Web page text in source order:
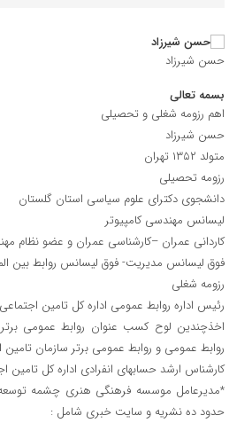
حسن شیرزاد
بسمه تعالی
اهم رزومه شغلی و تحصیلی
حسن شیرزاد
متولد ۱۳۵۲ تهران
رزومه تحصیلی
دانشجوی دکترای علوم سیاسی استان گلستان
لیسانس مهندسی کامپیوتر
کاردانی عمران –کارشناسی عمران و عضو نظام
فوق لیسانس مدیریت- فوق لیسانس روابط بین
رزومه شغلی
رئیس اداره روابط عمومی اداره کل تامین اجتماعی
اخذچندین لوح کسب عنوان روابط عمومی
روابط عمومی و روابط عمومی برتر سازمان تامین
کارشناس ارشد حسابهای انفرادی اداره کل تامین
*مدیرعامل موسسه فرهنگی هنری چشمه
حدود ده نشریه و سایت خبری شامل :